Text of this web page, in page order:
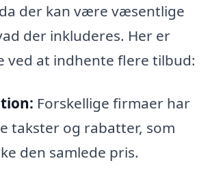
der kan være væsentlige
der inkluderes. Her er
ved at indhente flere tilbud:
Forskellige firmaer har
takster og rabatter, som
den samlede pris.